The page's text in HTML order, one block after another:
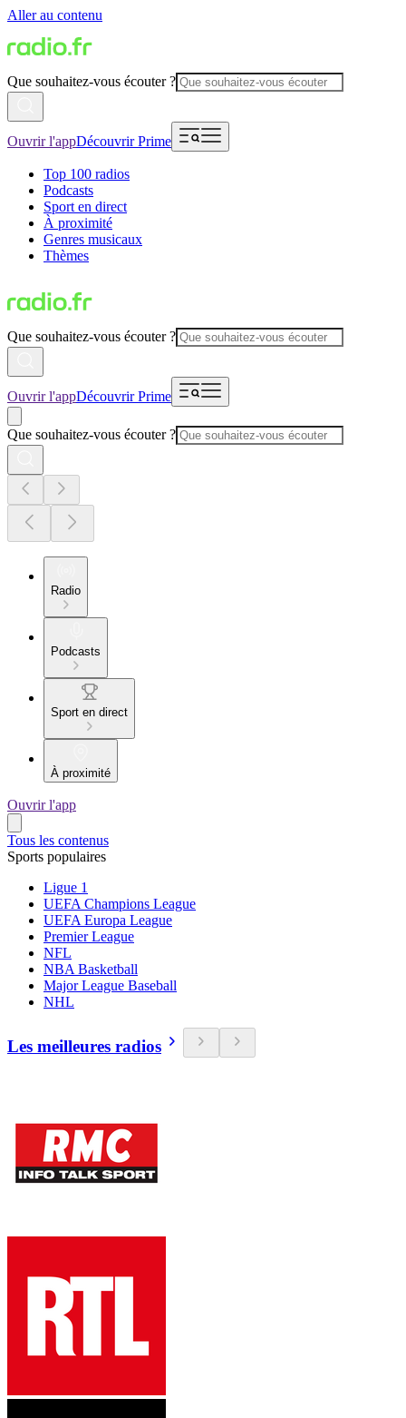
Aller au contenu
Que souhaitez-vous écouter ?
Ouvrir l'appDécouvrir Prime
Top 100 radios
Podcasts
Sport en direct
À proximité
Genres musicaux
Thèmes
Que souhaitez-vous écouter ?
Ouvrir l'appDécouvrir Prime
Que souhaitez-vous écouter ?
Radio
Podcasts
Sport en direct
À proximité
Ouvrir l'app
Tous les contenus
Sports populaires
Ligue 1
UEFA Champions League
UEFA Europa League
Premier League
NFL
NBA Basketball
Major League Baseball
NHL
Les meilleures radios